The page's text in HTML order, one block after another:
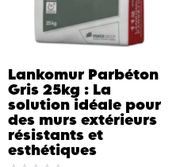
Lankomur Parbéton
Gris 25kg : La
solution idéale pour
des murs extérieurs
résistants et
esthétiques